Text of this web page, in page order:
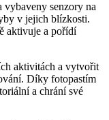
vybaveny senzory na
v jejich blízkosti.
aktivuje a pořídí
aktivitách a vytvořit
Díky fotopastím
a chrání své